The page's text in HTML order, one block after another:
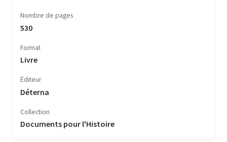
Nombre de pages
530
Format
Livre
Éditeur
Déterna
Collection
Documents pour l'Histoire